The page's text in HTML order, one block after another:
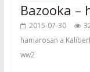
Bazooka –
2015-07-30
hamarosan a
ww2